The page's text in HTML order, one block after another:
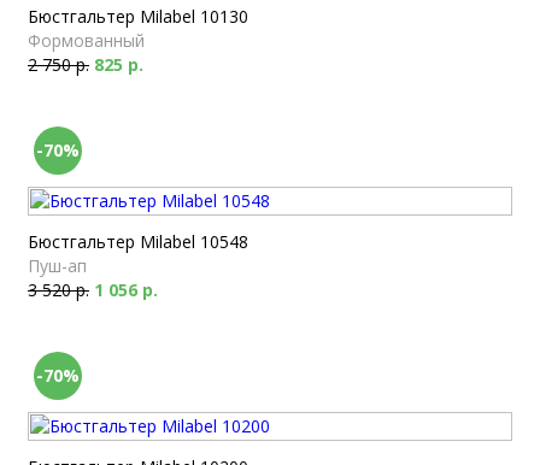
Бюстгальтер Milabel 10130
Формованный
2 750 р. 825 р.
-70%
Бюстгальтер Milabel 10548
Пуш-ап
3 520 р. 1 056 р.
-70%